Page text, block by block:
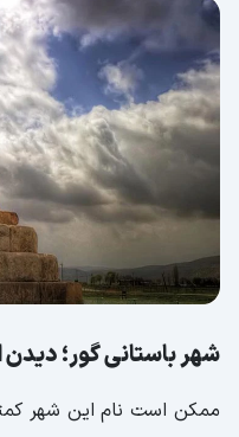
شهر باستانی گور؛ دیدن
ممکن است نام این شهر